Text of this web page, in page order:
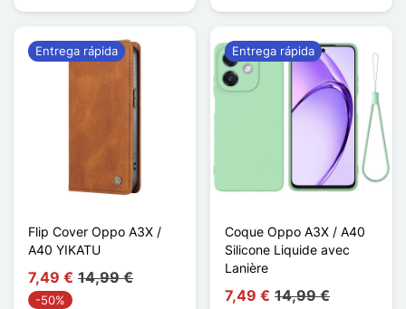
Flip Cover Oppo A3X /
A40 YIKATU
7,49 € 14,99 €
-50%
Entrega rápida
Coque Oppo A3X / A40
Silicone Liquide avec
Lanière
7,49 € 14,99 €
Entrega rápida